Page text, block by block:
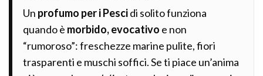
Un profumo per i Pescidi solito funziona
quando è morbido, evocativo e non
“rumoroso”: freschezze marine pulite, fiori
trasparenti e muschi soffici. Se ti piace un’anima